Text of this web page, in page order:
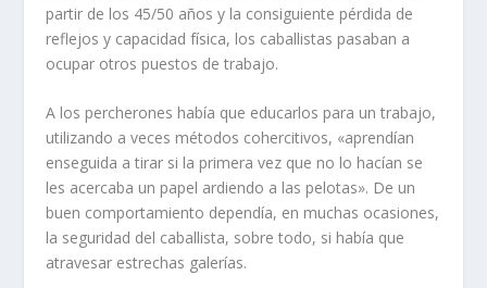
partir de los 45/50 años y la consiguiente pérdida de
reflejos y capa­cidad física, los caballistas pasaban a
ocupar otros puestos de trabajo.
A los percherones había que educarlos para un trabajo,
utilizando a veces métodos cohercitivos, «aprendían
enseguida a tirar si la primera vez que no lo hacían se
les acercaba un papel ardiendo a las pelotas». De un
buen comportamiento dependía, en muchas ocasiones,
la seguridad del ca­ballista, sobre todo, si había que
atravesar estrechas galerías.